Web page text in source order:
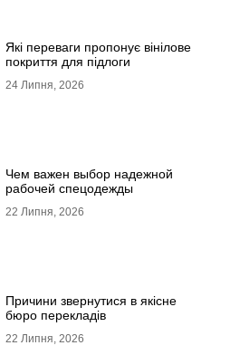
Які переваги пропонує вінілове
покриття для підлоги
24 Липня, 2026
Чем важен выбор надежной
рабочей спецодежды
22 Липня, 2026
Причини звернутися в якісне
бюро перекладів
22 Липня, 2026